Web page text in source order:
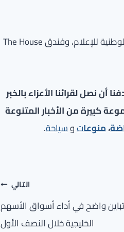
وأعربت المؤسسة عن امتنانها وشكرها لكل من ساهم في نجاح الفعالية، وهم: الشركة الوطنية للإعلام، وفندق The House
نصل لقرائنا الأعزاء بالخبر
كبيرة من الأخبار المتنوعة
،منوعاتوسياحة.
التالي
تباين واضح في أداء أسواق الأسهم
الخليجية خلال النصف الأول